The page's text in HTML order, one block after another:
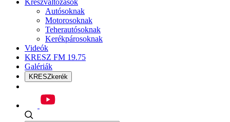
Kreszváltozások
Autósoknak
Motorosoknak
Teherautósoknak
Kerékpárosoknak
Videók
KRESZ FM 19.75
Galériák
KRESZkerék